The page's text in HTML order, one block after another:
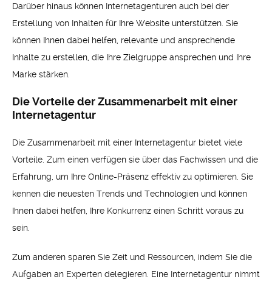
Darüber hinaus können Internetagenturen auch bei der
Erstellung von Inhalten für Ihre Website unterstützen. Sie
können Ihnen dabei helfen, relevante und ansprechende
Inhalte zu erstellen, die Ihre Zielgruppe ansprechen und Ihre
Marke stärken.
Die Vorteile der Zusammenarbeit mit einer
Internetagentur
Die Zusammenarbeit mit einer Internetagentur bietet viele
Vorteile. Zum einen verfügen sie über das Fachwissen und die
Erfahrung, um Ihre Online-Präsenz effektiv zu optimieren. Sie
kennen die neuesten Trends und Technologien und können
Ihnen dabei helfen, Ihre Konkurrenz einen Schritt voraus zu
sein.
Zum anderen sparen Sie Zeit und Ressourcen, indem Sie die
Aufgaben an Experten delegieren. Eine Internetagentur nimmt